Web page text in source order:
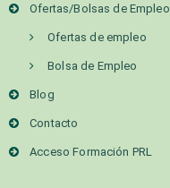
Ofertas/Bolsas de Empleo
Ofertas de empleo
Bolsa de Empleo
Blog
Contacto
Acceso Formación PRL